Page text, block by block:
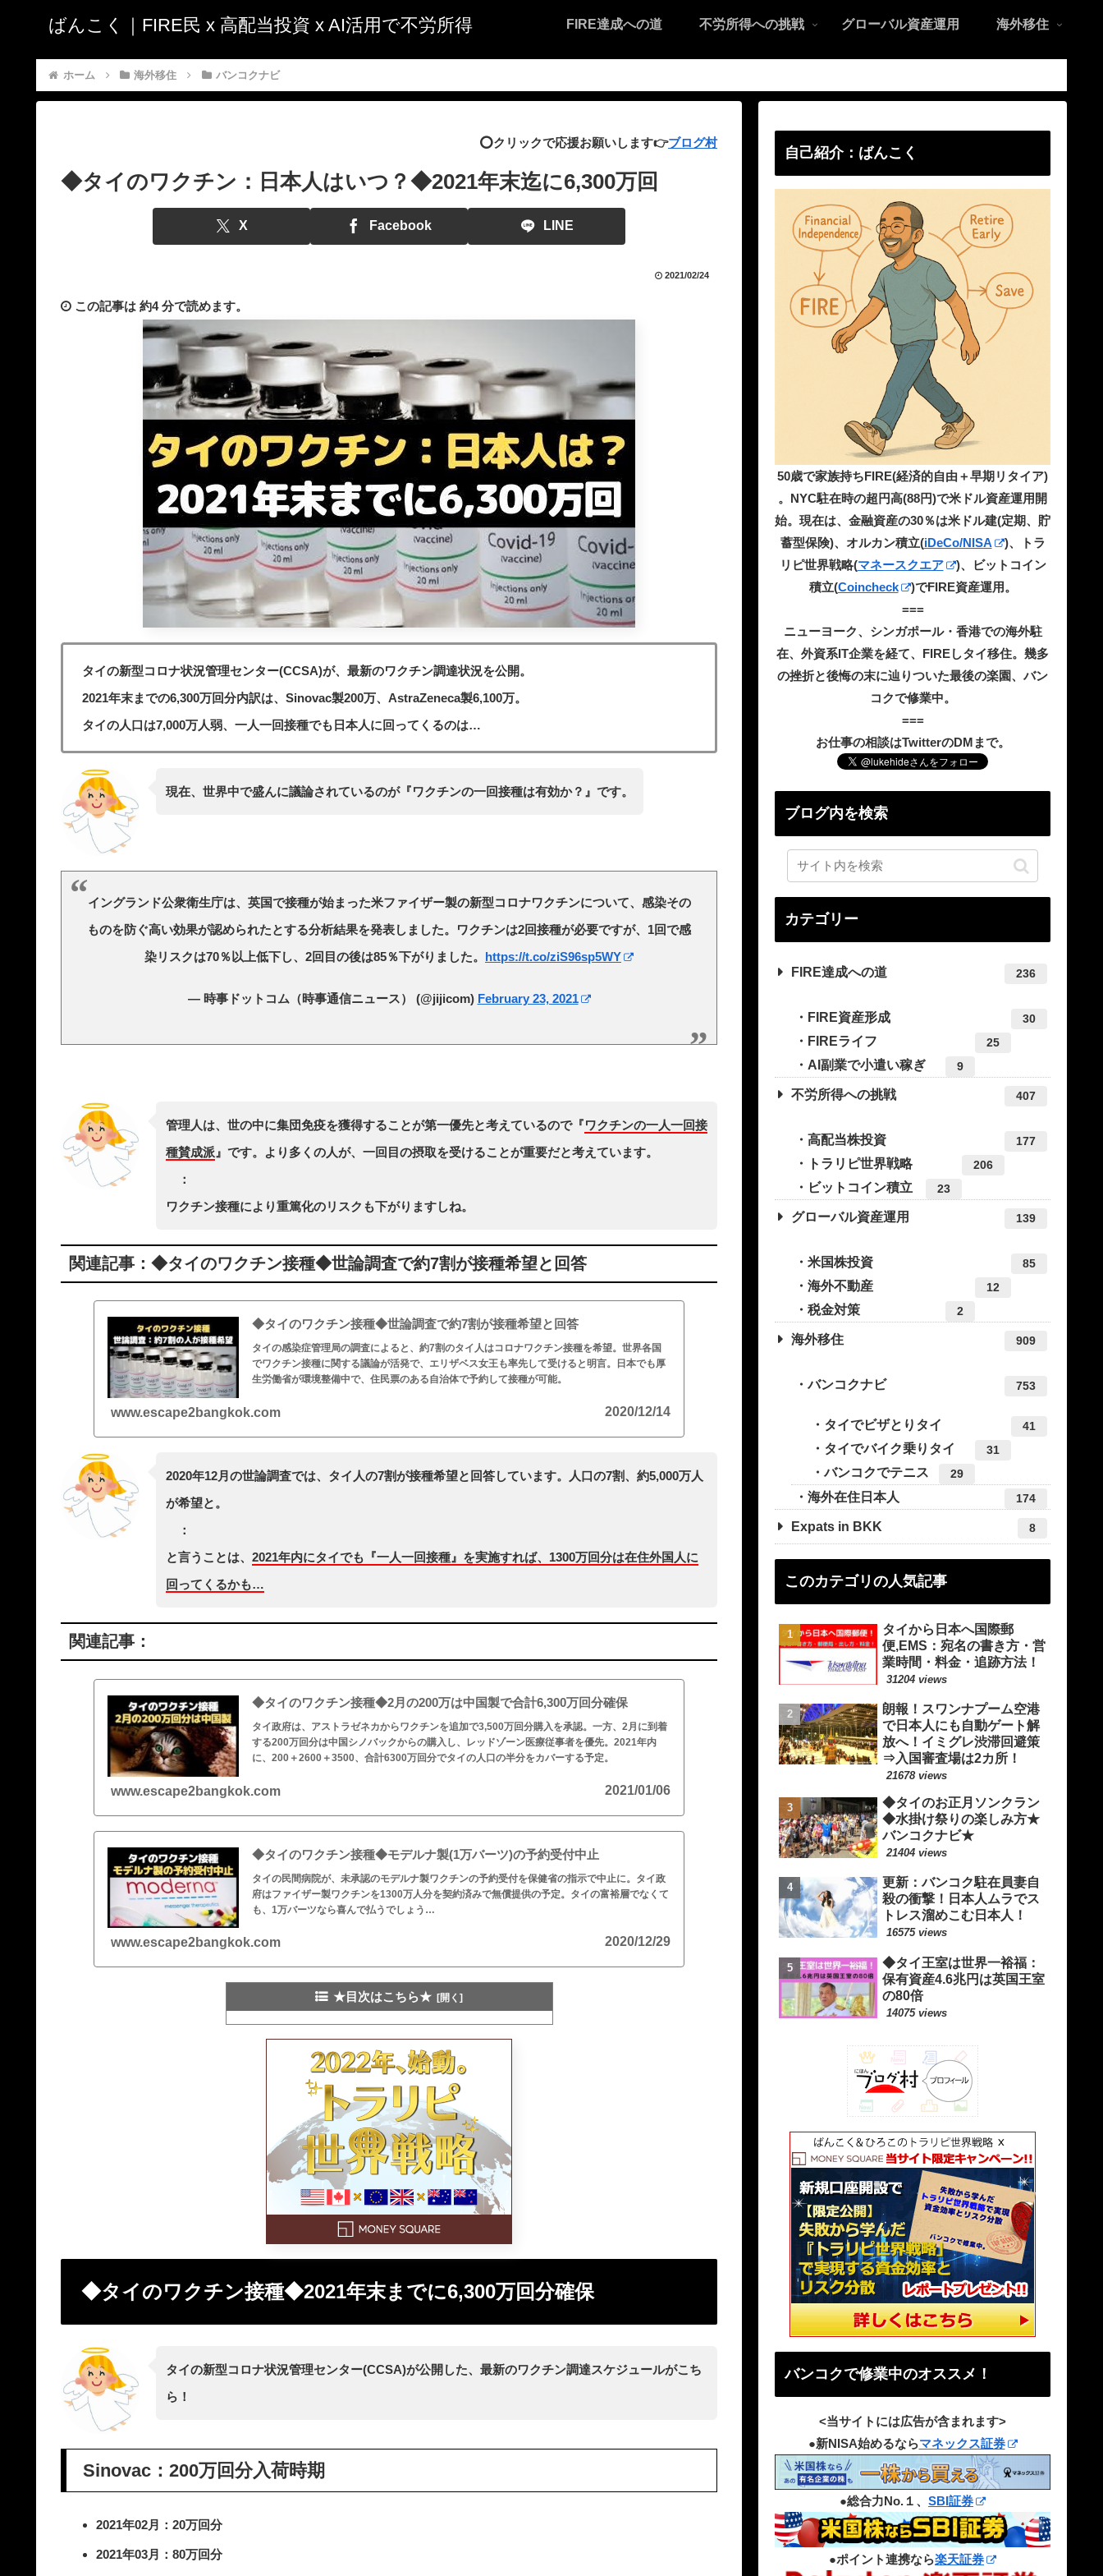
ばんこく｜FIRE民 x 高配当投資 x AI活用で不労所得 FIRE達成への道 不労所得への挑戦 グローバル資産運用 海外移住
ホーム 海外移住 バンコクナビ
⭕️クリックで応援お願いします👉ブログ村
◆タイのワクチン：日本人はいつ？◆2021年末迄に6,300万回
X Facebook LINE
2021/02/24
この記事は 約4 分で読めます。
タイの新型コロナ状況管理センター(CCSA)が、最新のワクチン調達状況を公開。
2021年末までの6,300万回分内訳は、Sinovac製200万、AstraZeneca製6,100万。
タイの人口は7,000万人弱、一人一回接種でも日本人に回ってくるのは…
現在、世界中で盛んに議論されているのが『ワクチンの一回接種は有効か？』です。
イングランド公衆衛生庁は、英国で接種が始まった米ファイザー製の新型コロナワクチンについて、感染その
ものを防ぐ高い効果が認められたとする分析結果を発表しました。ワクチンは2回接種が必要ですが、1回で感
染リスクは70％以上低下し、2回目の後は85％下がりました。 https://t.co/ziS96sp5WY
— 時事ドットコム（時事通信ニュース） (@jijicom) February 23, 2021
管理人は、世の中に集団免疫を獲得することが第一優先と考えているので『ワクチンの一人一回接
種賛成派 』です。より多くの人が、一回目の摂取を受けることが重要だと考えています。
：
ワクチン接種により重篤化のリスクも下がりますしね。
関連記事：◆タイのワクチン接種◆世論調査で約7割が接種希望と回答
◆タイのワクチン接種◆世論調査で約7割が接種希望と回答
タイの感染症管理局の調査によると、約7割のタイ人はコロナワクチン接種を希望。世界各国
でワクチン接種に関する議論が活発で、エリザベス女王も率先して受けると明言。日本でも厚
生労働省が環境整備中で、住民票のある自治体で予約して接種が可能。
www.escape2bangkok.com 2020/12/14
2020年12月の世論調査では、タイ人の7割が接種希望と回答しています。人口の7割、約5,000万人
が希望と。
：
と言うことは、 2021年内にタイでも『一人一回接種』を実施すれば、1300万回分は在住外国人に
回ってくるかも…
関連記事：
◆タイのワクチン接種◆2月の200万は中国製で合計6,300万回分確保
タイ政府は、アストラゼネカからワクチンを追加で3,500万回分購入を承認。一方、2月に到着
する200万回分は中国シノバックからの購入し、レッドゾーン医療従事者を優先。2021年内
に、200＋2600＋3500、合計6300万回分でタイの人口の半分をカバーする予定。
www.escape2bangkok.com 2021/01/06
◆タイのワクチン接種◆モデルナ製(1万バーツ)の予約受付中止
タイの民間病院が、未承認のモデルナ製ワクチンの予約受付を保健省の指示で中止に。タイ政
府はファイザー製ワクチンを1300万人分を契約済みで無償提供の予定。タイの富裕層でなくて
も、1万バーツなら喜んで払うでしょう…
www.escape2bangkok.com 2020/12/29
★目次はこちら★
◆タイのワクチン接種◆2021年末までに6,300万回分確保
タイの新型コロナ状況管理センター(CCSA)が公開した、最新のワクチン調達スケジュールがこち
ら！
Sinovac：200万回分入荷時期
2021年02月：20万回分
2021年03月：80万回分
自己紹介：ばんこく
50歳で家族持ちFIRE(経済的自由＋早期リタイア)
。NYC駐在時の超円高(88円)で米ドル資産運用開
始。現在は、金融資産の30％は米ドル建(定期、貯
蓄型保険)、オルカン積立(iDeCo/NISA
)、トラ
リピ世界戦略(マネースクエア
)、ビットコイン
積立(Coincheck
)でFIRE資産運用。
===
ニューヨーク、シンガポール・香港での海外駐
在、外資系IT企業を経て、FIREしタイ移住。幾多
の挫折と後悔の末に辿りついた最後の楽園、バン
コクで修業中。
===
お仕事の相談はTwitterのDMまで。
ブログ内を検索
カテゴリー
FIRE達成への道 236
FIRE資産形成 30
FIREライフ 25
AI副業で小遣い稼ぎ 9
不労所得への挑戦 407
高配当株投資 177
トラリピ世界戦略 206
ビットコイン積立 23
グローバル資産運用 139
米国株投資 85
海外不動産 12
税金対策 2
海外移住 909
バンコクナビ 753
タイでビザとりタイ 41
タイでバイク乗りタイ 31
バンコクでテニス 29
海外在住日本人 174
Expats in BKK 8
このカテゴリの人気記事
タイから日本へ国際郵
便,EMS：宛名の書き方・営
業時間・料金・追跡方法！
31204 views
朗報！スワンナプーム空港
で日本人にも自動ゲート解
放へ！イミグレ渋滞回避策
⇒入国審査場は2カ所！
21678 views
◆タイのお正月ソンクラン
◆水掛け祭りの楽しみ方★
バンコクナビ★
21404 views
更新：バンコク駐在員妻自
殺の衝撃！日本人ムラでス
トレス溜めこむ日本人！
16575 views
◆タイ王室は世界一裕福：
保有資産4.6兆円は英国王室
の80倍
14075 views
バンコクで修業中のオススメ！
<当サイトには広告が含まれます>
●新NISA始めるならマネックス証券
●総合力No.１、 SBI証券
●ポイント連携なら楽天証券